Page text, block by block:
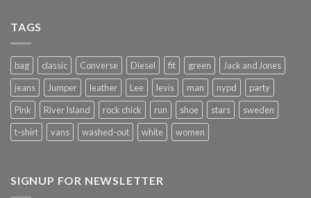
TAGS
bag classic Converse Diesel fit green
Jack and Jones
jeans
Jumper leather Lee levis man nypd
party
Pink
River Island rock chick run shoe stars
sweden
t-shirt
vans washed-out white women
SIGNUP FOR NEWSLETTER